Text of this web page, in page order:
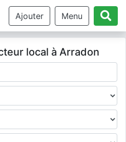
Ajouter Menu
local à Arradon
?